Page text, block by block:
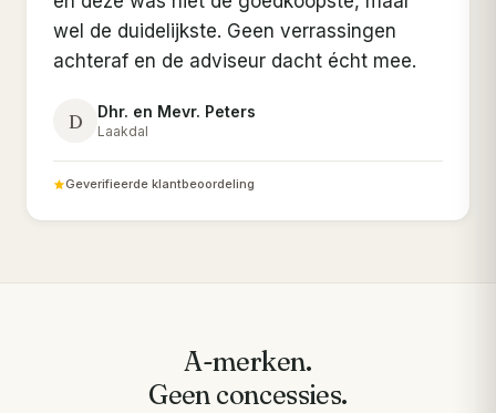
wel de duidelijkste. Geen verrassingen
achteraf en de adviseur dacht écht mee.
D Dhr. en Mevr. Peters
Laakdal
Geverifieerde klantbeoordeling
A-merken.
Geen concessies.